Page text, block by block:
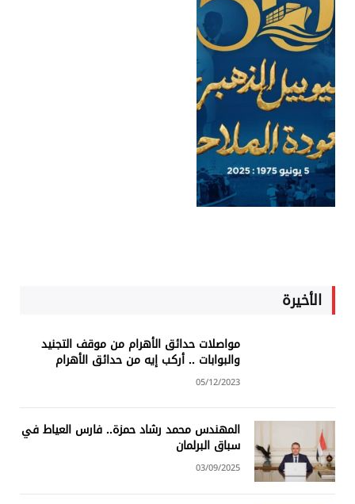
الأخيرة
مواصلات حدائق الأهرام من موقف التجنيد
والبوابات .. أركب إيه من حدائق الأهرام
05/12/2023
المهندس محمد رشاد حمزة.. فارس العياط في
سباق البرلمان
03/09/2025